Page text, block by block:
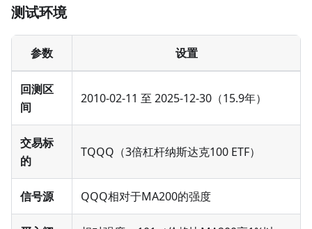
测试环境
参数 设置
回测区
间
2010-02-11 至 2025-12-30（15.9年）
交易标
的
TQQQ（3倍杠杆纳斯达克100 ETF）
信号源 QQQ相对于MA200的强度